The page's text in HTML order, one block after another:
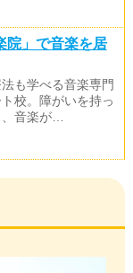
院」で音楽を居
も学べる音楽専門
校。障がいを持っ
、音楽が…